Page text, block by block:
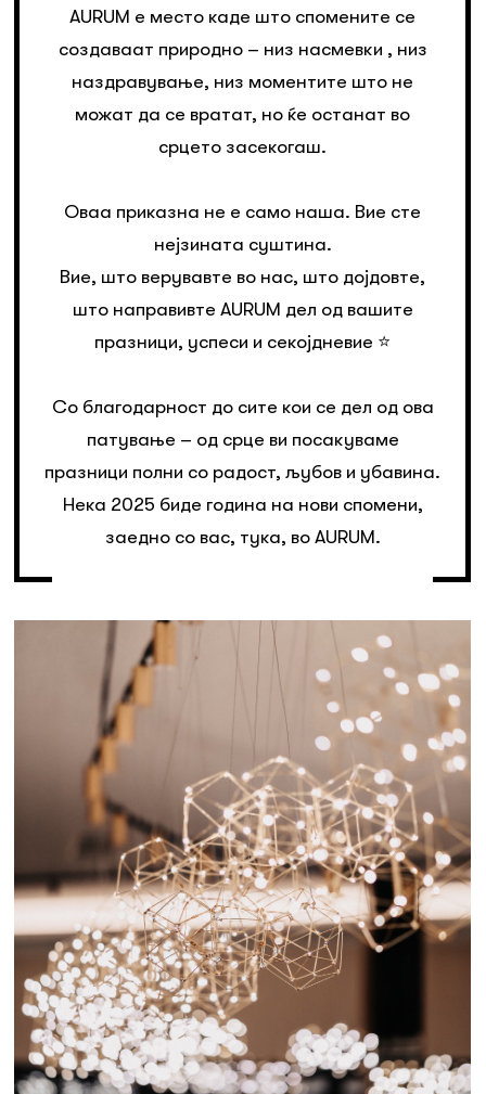
AURUM е место каде што спомените се
создаваат природно – низ насмевки , низ
наздравување, низ моментите што не
можат да се вратат, но ќе останат во
срцето засекогаш.
Оваа приказна не е само наша. Вие сте
нејзината суштина.
Вие, што верувавте во нас, што дојдовте,
што направивте AURUM дел од вашите
празници, успеси и секојдневие ⭐️
Со благодарност до сите кои се дел од ова
патување – од срце ви посакуваме
празници полни со радост, љубов и убавина.
Нека 2025 биде година на нови спомени,
заедно со вас, тука, во AURUM.